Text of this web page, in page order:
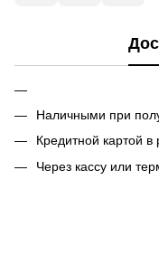
Наличными при
Кредитной картой в
Через кассу или